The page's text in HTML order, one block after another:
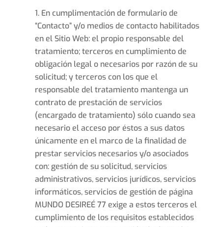
En cumplimentación de formulario de
“Contacto” y/o medios de contacto habilitados
en el Sitio Web: el propio responsable del
tratamiento; terceros en cumplimiento de
obligación legal o necesarios por razón de su
solicitud; y terceros con los que el
responsable del tratamiento mantenga un
contrato de prestación de servicios
(encargado de tratamiento) sólo cuando sea
necesario el acceso por éstos a sus datos
únicamente en el marco de la finalidad de
prestar servicios necesarios y/o asociados
con: gestión de su solicitud, servicios
administrativos, servicios jurídicos, servicios
informáticos, servicios de gestión de página
MUNDO DESIREÉ 77 exige a estos terceros el
cumplimiento de los requisitos establecidos